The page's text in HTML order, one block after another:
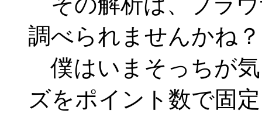
調べられませんかね？
僕はいまそっちが
ズをポイント数で固